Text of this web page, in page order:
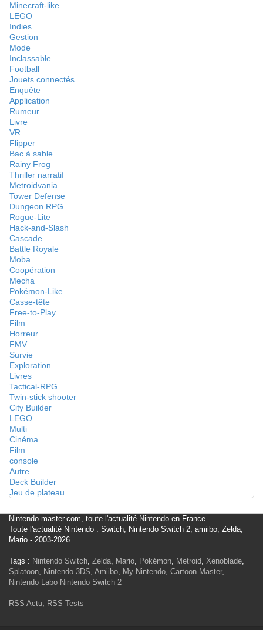
Minecraft-like
LEGO
Indies
Gestion
Mode
Inclassable
Football
Jouets connectés
Enquête
Application
Rumeur
Livre
VR
Flipper
Bac à sable
Rainy Frog
Thriller narratif
Metroidvania
Tower Defense
Dungeon RPG
Rogue-Lite
Hack-and-Slash
Cascade
Battle Royale
Moba
Coopération
Mecha
Pokémon-Like
Casse-tête
Free-to-Play
Film
Horreur
FMV
Survie
Exploration
Livres
Tactical-RPG
Twin-stick shooter
City Builder
LEGO
Multi
Cinéma
Film
console
Autre
Deck Builder
Jeu de plateau
Nintendo-master.com, toute l'actualité Nintendo en France
Toute l'actualité Nintendo : Switch, Nintendo Switch 2, amiibo, Zelda,
Mario - 2003-2026
Tags : Nintendo Switch, Zelda, Mario, Pokémon, Metroid, Xenoblade,
Splatoon, Nintendo 3DS, Amiibo, My Nintendo, Cartoon Master,
Nintendo Labo Nintendo Switch 2
RSS Actu, RSS Tests